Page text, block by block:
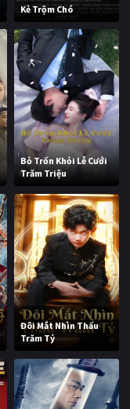
Kẻ Trộm Chó
Bỏ Trốn Khỏi Lễ Cưới
Trăm Triệu
Đôi Mắt Nhìn Thấu
Trăm Tỷ